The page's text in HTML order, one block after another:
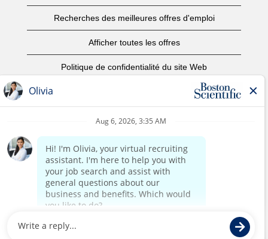
Recherches des meilleures offres d'emploi
Afficher toutes les offres
Politique de confidentialité du site Web
Page d'accueil du site de l'entreprise